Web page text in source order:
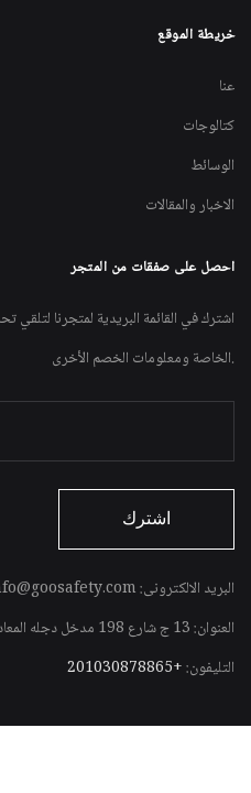
خريطة الموقع
عنا
كتالوجات
الوسائط
الاخبار والمقالات
احصل على صفقات من المتجر
اشترك في القائمة البريدية لمتجرنا
الخاصة ومعلومات الخصم الأخرى.
البريد الالكترونى: info@goosafety.com.
العنوان: 13 ج شارع 198 مدخل دجله المعادى.
التليفون:+201030878865